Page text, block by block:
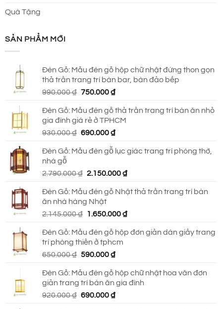
Quà Tặng
SẢN PHẨM MỚI
Đèn Gỗ: Mẫu đèn gỗ hộp chữ nhật đứng thon gọn
thả trần trang trí bàn bar, bàn đảo bếp
990.000₫ Giá
là:
990.000 ₫.
750.000₫Giá
tại
là:
750.000 ₫.
Đèn Gỗ: Mẫu đèn gỗ thả trần trang trí bàn ăn nhỏ
gia đình giá rẻ ở TPHCM
930.000₫ Giá
là:
690.000₫Giá
tại
690.000 ₫.
Đèn Gỗ: Mẫu đèn gỗ lục giác trang trí phòng thờ,
nhà gỗ
2.790.000₫ Giá
là:
2.790.000 ₫.
2.150.000₫Giá
tại
2.150.000 ₫.
Đèn Gỗ: Mẫu đèn gỗ Nhật thả trần trang trí bàn
ăn nhà hàng Nhật
2.145.000₫
Giá
là:
2.145.000 ₫.
1.650.000₫Giá
tại
Đèn Gỗ: Mẫu đèn gỗ hộp đơn giản dán giấy trang
trí phòng thiền ở tphcm
650.000₫ Giá
là:
650.000 ₫.
590.000₫Giá
tại
là:
590.000 ₫.
Đèn Gỗ: Mẫu đèn gỗ hộp chữ nhật hoa văn đơn
giản trang trí bàn ăn gia đình
920.000₫ Giá
690.000₫Giá